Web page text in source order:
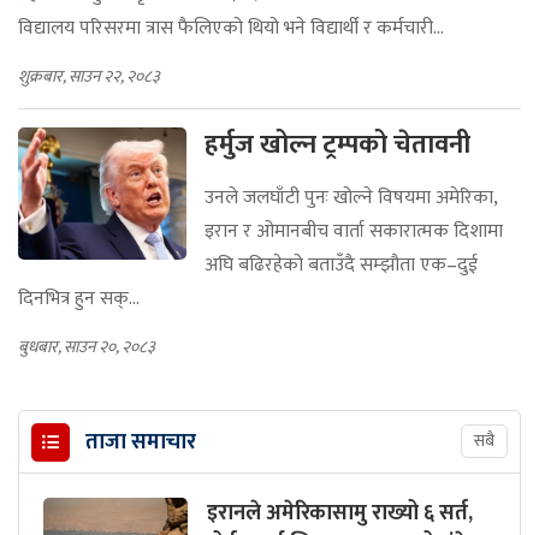
विद्यालय परिसरमा त्रास फैलिएको थियो भने विद्यार्थी र कर्मचारी...
शुक्रबार, साउन २२, २०८३
हर्मुज खोल्न ट्रम्पको चेतावनी
उनले जलघाँटी पुनः खोल्ने विषयमा अमेरिका,
इरान र ओमानबीच वार्ता सकारात्मक दिशामा
अघि बढिरहेको बताउँदै सम्झौता एक–दुई
दिनभित्र हुन सक्...
बुधबार, साउन २०, २०८३
ताजा समाचार सबै
इरानले अमेरिकासामु राख्यो ६ सर्त,